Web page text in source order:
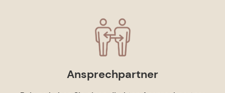
Ansprechpartner